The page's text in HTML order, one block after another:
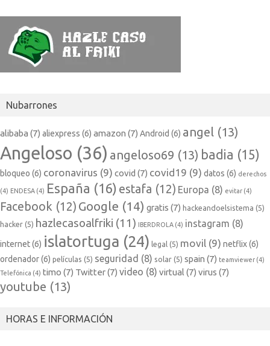
Nubarrones
alibaba (7) aliexpress (6) amazon (7) Android (6) angel (13)
Angeloso (36) angeloso69 (13) badia (15)
bloqueo (6) coronavirus (9) covid (7) covid19 (9) datos (6) derechos
(4) ENDESA (4) España (16) estafa (12) Europa (8) evitar (4)
Facebook (12) Google (14) gratis (7) hackeandoelsistema (5)
hacker (5) hazlecasoalfriki (11) IBERDROLA (4) instagram (8)
internet(6) islatortuga (24) legal (5) movil (9) netflix(6)
ordenador(6) películas (5) seguridad (8) solar (5) spain (7) teamviewer (4)
Telefónica (4) timo (7) Twitter(7) video (8) virtual (7) virus (7)
youtube (13)
HORAS E INFORMACIÓN